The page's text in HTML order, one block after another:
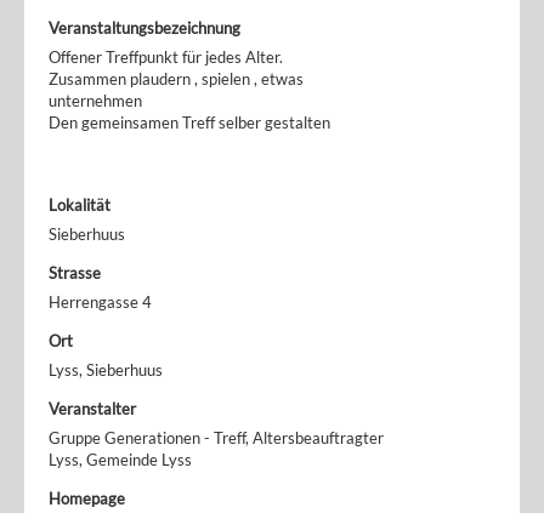
Veranstaltungsbezeichnung
Offener Treffpunkt für jedes Alter.
Zusammen plaudern , spielen , etwas
unternehmen
Den gemeinsamen Treff selber gestalten
Lokalität
Sieberhuus
Strasse
Herrengasse 4
Ort
Lyss, Sieberhuus
Veranstalter
Gruppe Generationen - Treff, Altersbeauftragter
Lyss, Gemeinde Lyss
Homepage